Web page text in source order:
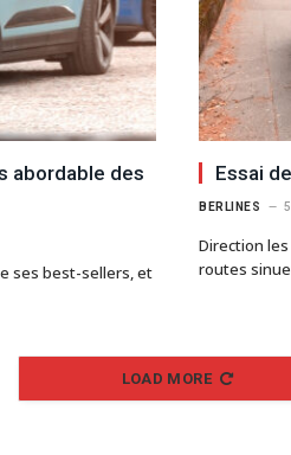
abordable des
ses best-sellers, et
Essai
BERLINES
Direction
routes
LOAD MORE